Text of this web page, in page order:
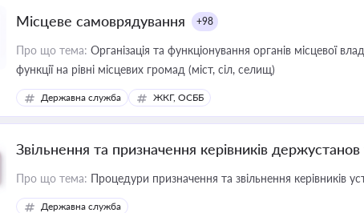
Місцеве самоврядування +98
Про що тема: Організація та функціонування органів місцевої
функції на рівні місцевих громад (міст, сіл, селищ)
Державна служба ЖКГ, ОСББ
Звільнення та призначення керівників
Про що тема: Процедури призначення та звільнення керівників
Державна служба